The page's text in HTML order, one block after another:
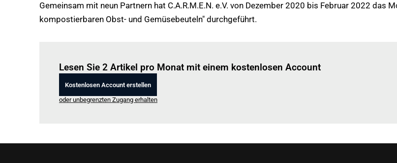
Gemeinsam mit neun Partnern hat C.A.R.M.E.N. e.V. von Dezember 2020 bis Februar 2022
kompostierbaren Obst- und Gemüsebeuteln" durchgeführt.
Lesen Sie 2 Artikel pro Monat mit einem kostenlosen Account
Kostenlosen Account erstellen
oder unbegrenzten Zugang erhalten